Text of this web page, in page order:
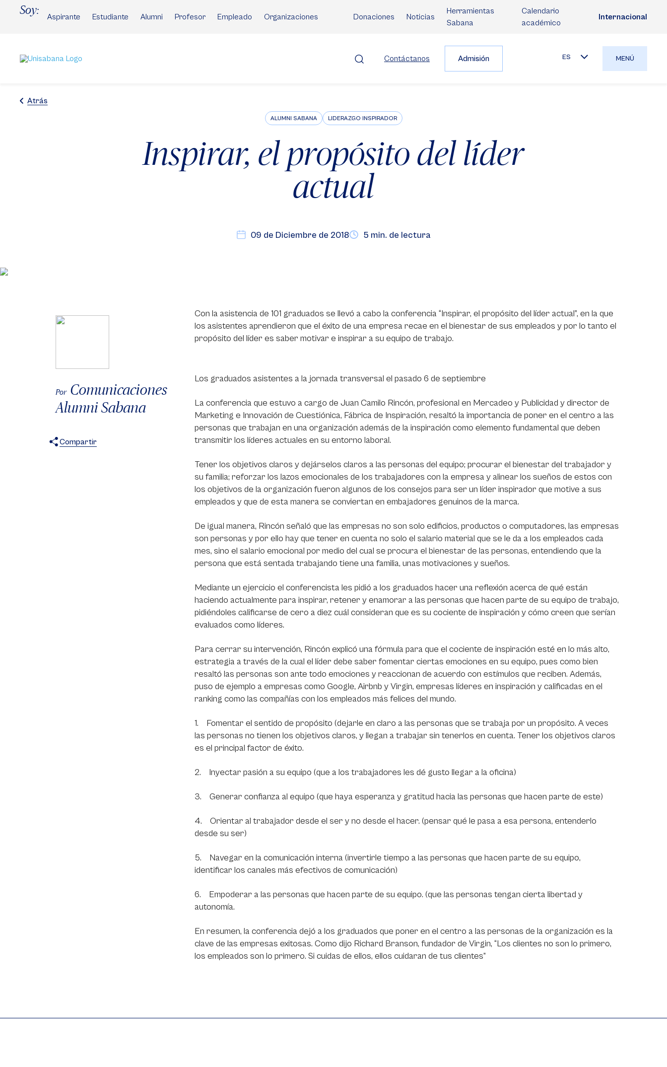
Soy:
Aspirante Estudiante Alumni Profesor Empleado Organizaciones Donaciones Noticias
Herramientas
Sabana
Calendario
académico
Internacional
Contáctanos Admisión ES MENÚ
Atrás
ALUMNI SABANA LIDERAZGO INSPIRADOR
Inspirar, el propósito del líder
actual
09 de Diciembre de 2018 5 min. de lectura
Por Comunicaciones
Alumni Sabana
Compartir
Con la asistencia de 101 graduados se llevó a cabo la conferencia “Inspirar, el propósito del líder actual”, en la que
los asistentes aprendieron que el éxito de una empresa recae en el bienestar de sus empleados y por lo tanto el
propósito del líder es saber motivar e inspirar a su equipo de trabajo.
Los graduados asistentes a la jornada transversal el pasado 6 de septiembre
La conferencia que estuvo a cargo de Juan Camilo Rincón, profesional en Mercadeo y Publicidad y director de
Marketing e Innovación de Cuestiónica, Fábrica de Inspiración, resaltó la importancia de poner en el centro a las
personas que trabajan en una organización además de la inspiración como elemento fundamental que deben
transmitir los líderes actuales en su entorno laboral.
Tener los objetivos claros y dejárselos claros a las personas del equipo; procurar el bienestar del trabajador y
su familia; reforzar los lazos emocionales de los trabajadores con la empresa y alinear los sueños de estos con
los objetivos de la organización fueron algunos de los consejos para ser un líder inspirador que motive a sus
empleados y que de esta manera se conviertan en embajadores genuinos de la marca.
De igual manera, Rincón señaló que las empresas no son solo edificios, productos o computadores, las empresas
son personas y por ello hay que tener en cuenta no solo el salario material que se le da a los empleados cada
mes, sino el salario emocional por medio del cual se procura el bienestar de las personas, entendiendo que la
persona que está sentada trabajando tiene una familia, unas motivaciones y sueños.
Mediante un ejercicio el conferencista les pidió a los graduados hacer una reflexión acerca de qué están
haciendo actualmente para inspirar, retener y enamorar a las personas que hacen parte de su equipo de trabajo,
pidiéndoles calificarse de cero a diez cuál consideran que es su cociente de inspiración y cómo creen que serían
evaluados como líderes.
Para cerrar su intervención, Rincón explicó una fórmula para que el cociente de inspiración esté en lo más alto,
estrategia a través de la cual el líder debe saber fomentar ciertas emociones en su equipo, pues como bien
resaltó las personas son ante todo emociones y reaccionan de acuerdo con estímulos que reciben. Además,
puso de ejemplo a empresas como Google, Airbnb y Virgin, empresas líderes en inspiración y calificadas en el
ranking como las compañías con los empleados más felices del mundo.
1. Fomentar el sentido de propósito (dejarle en claro a las personas que se trabaja por un propósito. A veces
las personas no tienen los objetivos claros, y llegan a trabajar sin tenerlos en cuenta. Tener los objetivos claros
es el principal factor de éxito.
2. Inyectar pasión a su equipo (que a los trabajadores les dé gusto llegar a la oficina)
3. Generar confianza al equipo (que haya esperanza y gratitud hacia las personas que hacen parte de este)
4. Orientar al trabajador desde el ser y no desde el hacer. (pensar qué le pasa a esa persona, entenderlo
desde su ser)
5. Navegar en la comunicación interna (invertirle tiempo a las personas que hacen parte de su equipo,
identificar los canales más efectivos de comunicación)
6. Empoderar a las personas que hacen parte de su equipo. (que las personas tengan cierta libertad y
autonomía.
En resumen, la conferencia dejó a los graduados que poner en el centro a las personas de la organización es la
clave de las empresas exitosas. Como dijo Richard Branson, fundador de Virgin, “Los clientes no son lo primero,
los empleados son lo primero. Si cuidas de ellos, ellos cuidaran de tus clientes”